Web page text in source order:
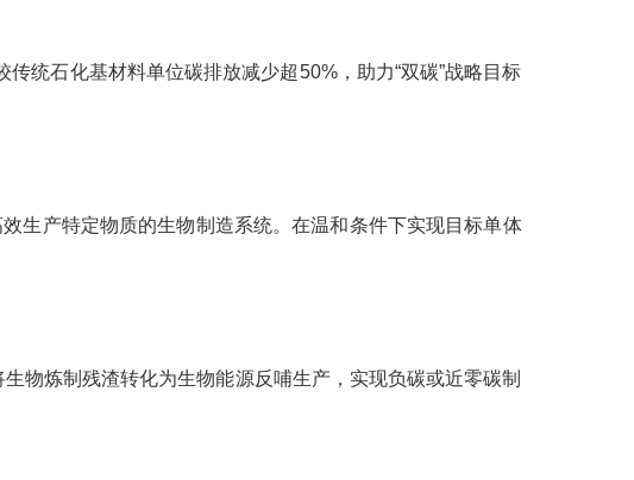
统石化基材料单位碳排放减少超50%，助力“双碳”战略目标
生产特定物质的生物制造系统。在温和条件下实现目标单体
物炼制残渣转化为生物能源反哺生产，实现负碳或近零碳制